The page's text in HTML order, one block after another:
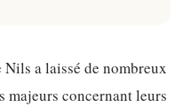
Nils a laissé de nombreux
majeurs concernant leurs